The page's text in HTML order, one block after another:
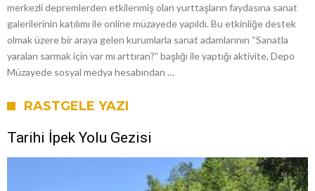
merkezli depremlerden etkilenmiş olan yurttaşların faydasına sanat
galerilerinin katılımı ile online müzayede yapıldı. Bu etkinliğe destek
olmak üzere bir araya gelen kurumlarla sanat adamlarının “Sanatla
yaraları sarmak için var mı arttıran?” başlığı ile yaptığı aktivite, Depo
Müzayede sosyal medya hesabından …
RASTGELE YAZI
Tarihi İpek Yolu Gezisi